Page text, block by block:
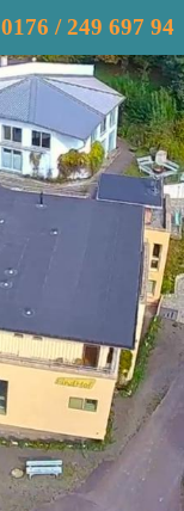
0176 / 249 697 94